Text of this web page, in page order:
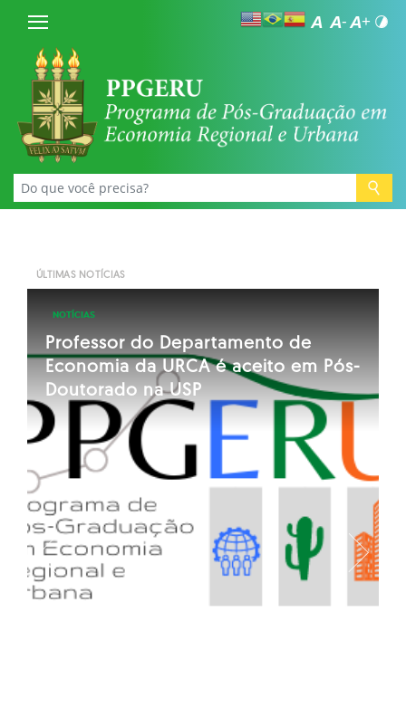
ÚLTIMAS NOTÍCIAS
RESULTADO FINAL da seleção para
vagas de alunos(as) especiais
NOTÍCIAS
Professor do Departamento de
Economia da URCA é aceito em Pós-
Doutorado na USP
Seleção de Aluno(a) Especial -
Semestre 2022.1
RESULTADO FINAL do Processo
Seletivo Turma 2022
PPGERU/URCA abre processo de
seleção docente